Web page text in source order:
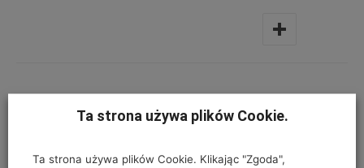
RELATED POSTSTa strona używa plików Cookie.
Ta strona używa plików Cookie. Klikając "Zgoda",